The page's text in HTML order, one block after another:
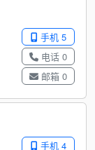
手机 5
电话 0
邮箱 0
手机 4